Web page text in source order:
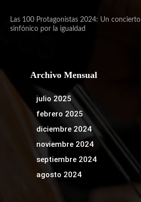
Las 100 Protagonistas 2024: Un concierto
sinfónico por la igualdad
Archivo Mensual
julio 2025
febrero 2025
diciembre 2024
noviembre 2024
septiembre 2024
agosto 2024